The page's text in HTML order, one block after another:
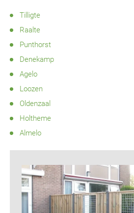
Tilligte
Raalte
Punthorst
Denekamp
Agelo
Loozen
Oldenzaal
Holtheme
Almelo